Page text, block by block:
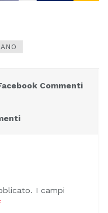
Commenti
I campi